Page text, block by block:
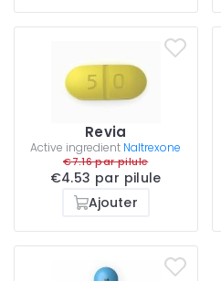
Revia
Active ingredient Naltrexone
€7.16 par pilule
€4.53 par pilule
Ajouter